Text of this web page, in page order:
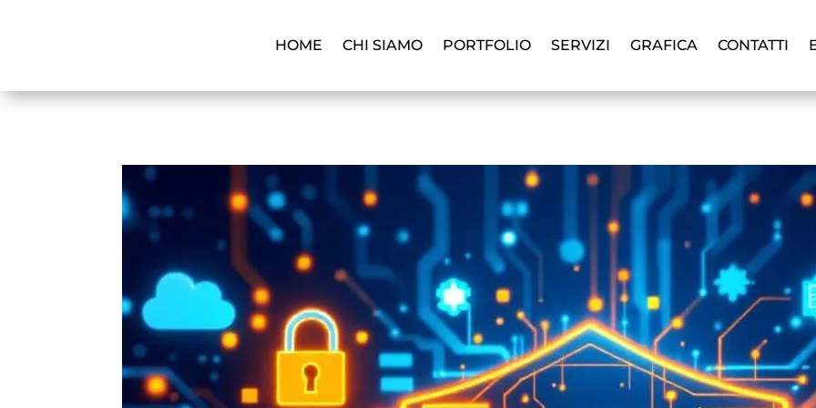
HOME CHI SIAMO PORTFOLIO SERVIZI GRAFICA CONTATTI